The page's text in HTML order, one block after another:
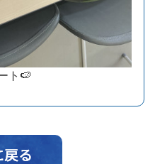
ト🍉